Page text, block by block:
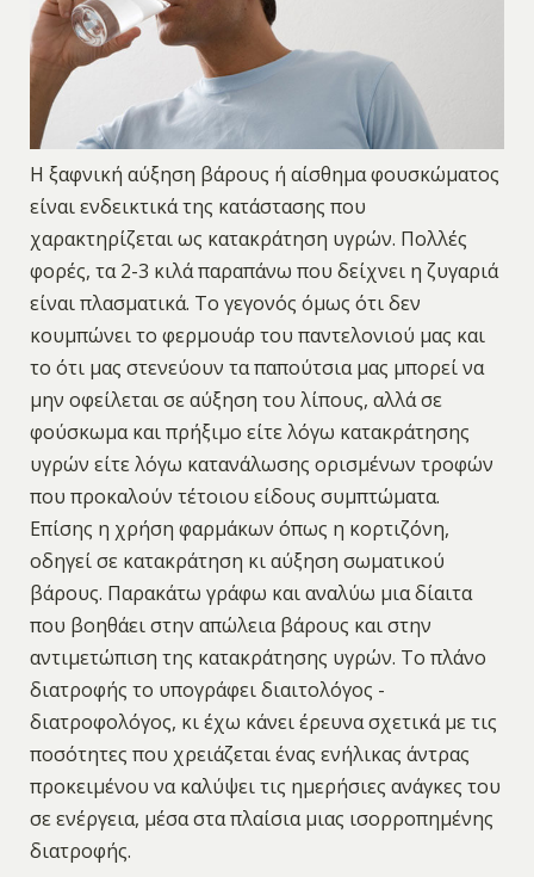
Η ξαφνική αύξηση βάρους ή αίσθημα φουσκώματος
είναι ενδεικτικά της κατάστασης που
χαρακτηρίζεται ως κατακράτηση υγρών. Πολλές
φορές, τα 2-3 κιλά παραπάνω που δείχνει η ζυγαριά
είναι πλασματικά. Tο γεγονός όμως ότι δεν
κουμπώνει το φερμουάρ του παντελονιού μας και
το ότι μας στενεύουν τα παπούτσια μας μπορεί να
μην οφείλεται σε αύξηση του λίπους, αλλά σε
φούσκωμα και πρήξιμο είτε λόγω κατακράτησης
υγρών είτε λόγω κατανάλωσης ορισμένων τροφών
που προκαλούν τέτοιου είδους συμπτώματα.
Επίσης η χρήση φαρμάκων όπως η κορτιζόνη,
οδηγεί σε κατακράτηση κι αύξηση σωματικού
βάρους. Παρακάτω γράφω και αναλύω μια δίαιτα
που βοηθάει στην απώλεια βάρους και στην
αντιμετώπιση της κατακράτησης υγρών. Το πλάνο
διατροφής το υπογράφει διαιτολόγος -
διατροφολόγος, κι έχω κάνει έρευνα σχετικά με τις
ποσότητες που χρειάζεται ένας ενήλικας άντρας
προκειμένου να καλύψει τις ημερήσιες ανάγκες του
σε ενέργεια, μέσα στα πλαίσια μιας ισορροπημένης
διατροφής.